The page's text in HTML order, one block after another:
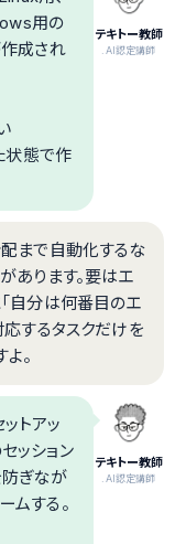
テキトー教師
.AI認定講師
用の
成され
状態で作
まで自動化するな
あります。要はエ
自分は何番目のエ
応するタスクだけを
。
テキトー教師
.AI認定講師
トアッ
ッション
防ぎなが
ムする。